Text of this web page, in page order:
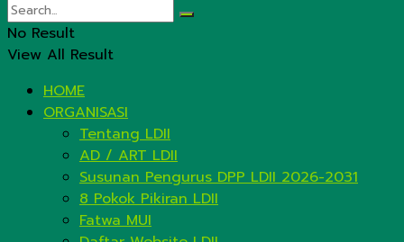
No Result
View All Result
HOME
ORGANISASI
Tentang LDII
AD / ART LDII
Susunan Pengurus DPP LDII 2026-2031
8 Pokok Pikiran LDII
Fatwa MUI